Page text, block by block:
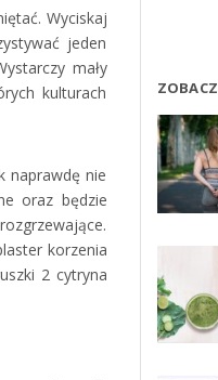
Wyciskaj
jeden
mały
kulturach
naprawdę nie
oraz będzie
korzenia
2 cytryna
ZOBACZ